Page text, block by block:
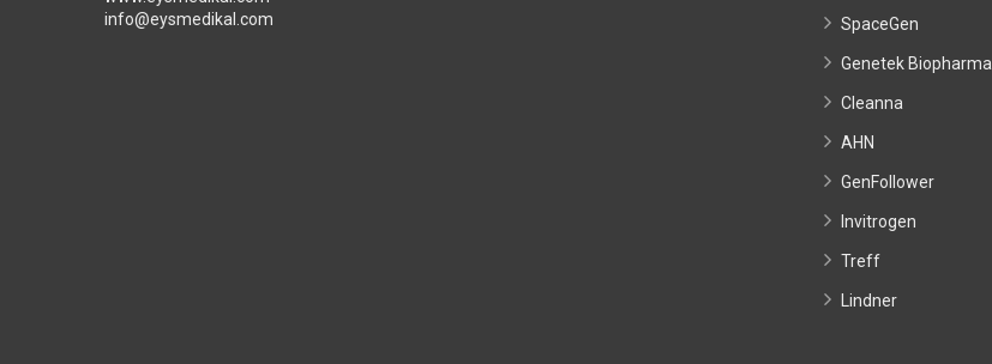
info@eysmedikal.com
SpaceGen
Genetek Biopharma
Cleanna
AHN
GenFollower
Invitrogen
Treff
Lindner